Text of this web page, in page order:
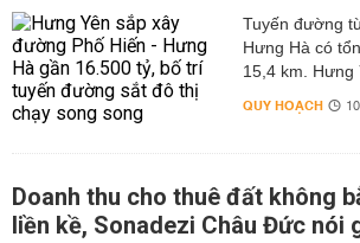
Tuyến đường
Hưng Hà có
15,4 km. Hưng
QUY HOẠCH
Doanh thu cho thuê đất không
liền kề, Sonadezi Châu Đức nói